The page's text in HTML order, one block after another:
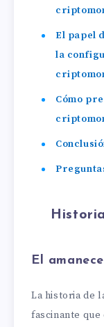
El papel
la
Cómo
El
La historia de
fascinante que